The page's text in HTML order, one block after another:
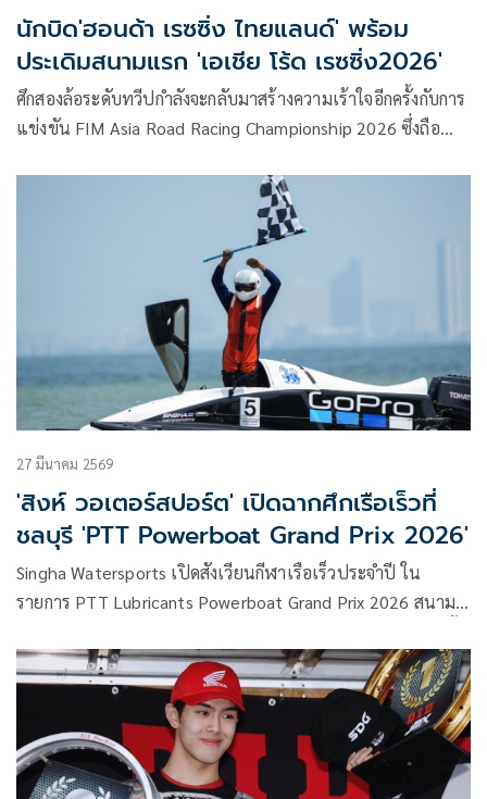
นักบิด'ฮอนด้า เรซซิ่ง ไทยแลนด์' พร้อม
ประเดิมสนามแรก 'เอเชีย โร้ด เรซซิ่ง2026'
ศึกสองล้อระดับทวีปกำลังจะกลับมาสร้างความเร้าใจอีกครั้งกับการ
แข่งขัน FIM Asia Road Racing Championship 2026 ซึ่งถือ
27 มีนาคม 2569
'สิงห์ วอเตอร์สปอร์ต' เปิดฉากศึกเรือเร็วที่
ชลบุรี 'PTT Powerboat Grand Prix 2026'
Singha Watersports เปิดสังเวียนกีฬาเรือเร็วประจำปี ใน
รายการ PTT Lubricants Powerboat Grand Prix 2026 สนาม
ชาวไทยและชาวต่างชาติให้ความสนใจเข้าร่วมชมอย่างคับคั่ง